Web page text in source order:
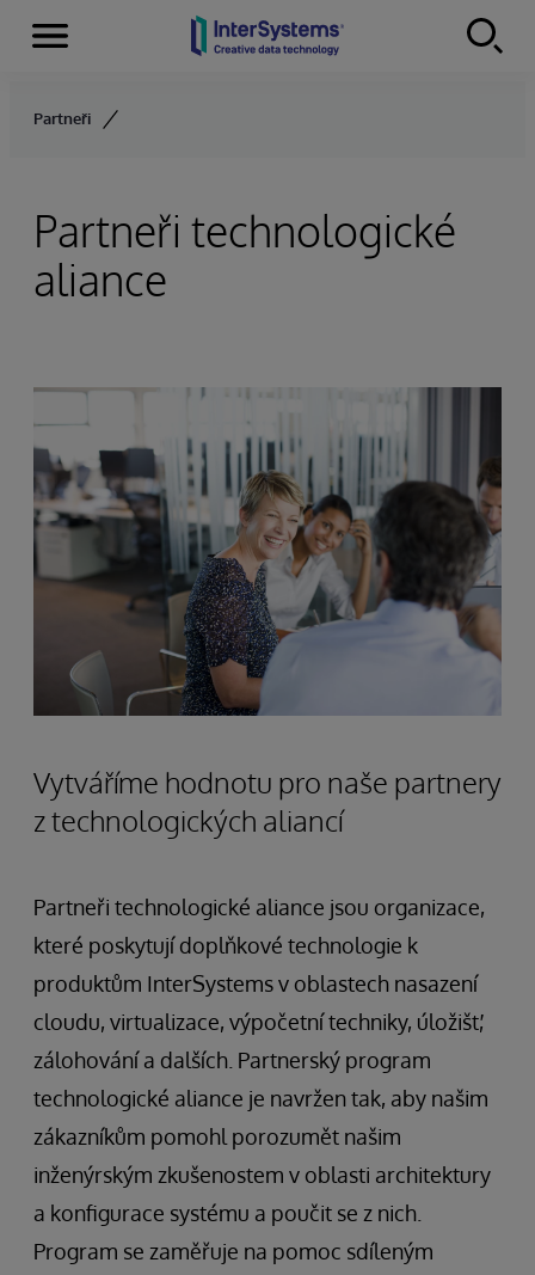
Skip to content
Menu
Partneři
Partneři technologické
aliance
Vytváříme hodnotu pro naše partnery
z technologických aliancí
Partneři technologické aliance jsou organizace,
které poskytují doplňkové technologie k
produktům InterSystems v oblastech nasazení
cloudu, virtualizace, výpočetní techniky, úložišť,
zálohování a dalších. Partnerský program
technologické aliance je navržen tak, aby našim
zákazníkům pomohl porozumět našim
inženýrským zkušenostem v oblasti architektury
a konfigurace systému a poučit se z nich.
Program se zaměřuje na pomoc sdíleným